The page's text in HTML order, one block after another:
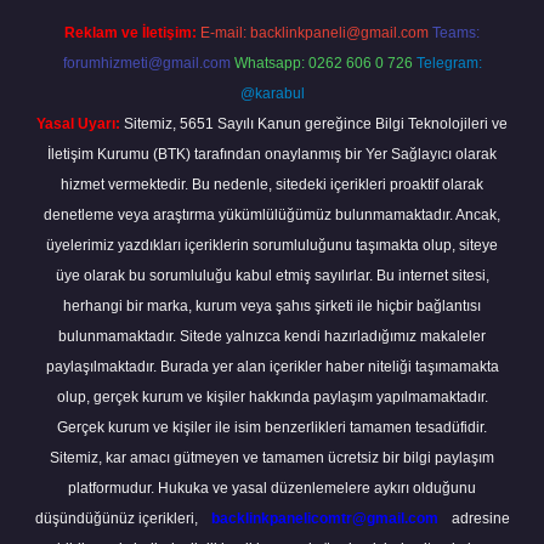
Reklam ve İletişim: E-mail: backlinkpaneli@gmail.com Teams:
forumhizmeti@gmail.com Whatsapp: 0262 606 0 726 Telegram:
@karabul
Yasal Uyarı: Sitemiz, 5651 Sayılı Kanun gereğince Bilgi Teknolojileri ve
İletişim Kurumu (BTK) tarafından onaylanmış bir Yer Sağlayıcı olarak
hizmet vermektedir. Bu nedenle, sitedeki içerikleri proaktif olarak
denetleme veya araştırma yükümlülüğümüz bulunmamaktadır. Ancak,
üyelerimiz yazdıkları içeriklerin sorumluluğunu taşımakta olup, siteye
üye olarak bu sorumluluğu kabul etmiş sayılırlar. Bu internet sitesi,
herhangi bir marka, kurum veya şahıs şirketi ile hiçbir bağlantısı
bulunmamaktadır. Sitede yalnızca kendi hazırladığımız makaleler
paylaşılmaktadır. Burada yer alan içerikler haber niteliği taşımamakta
olup, gerçek kurum ve kişiler hakkında paylaşım yapılmamaktadır.
Gerçek kurum ve kişiler ile isim benzerlikleri tamamen tesadüfidir.
Sitemiz, kar amacı gütmeyen ve tamamen ücretsiz bir bilgi paylaşım
platformudur. Hukuka ve yasal düzenlemelere aykırı olduğunu
düşündüğünüz içerikleri,
backlinkpanelicomtr@gmail.com
adresine